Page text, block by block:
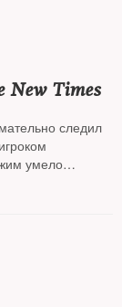
Times
следил
умело